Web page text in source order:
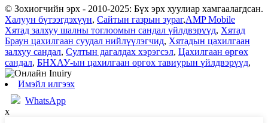
© Зохиогчийн эрх - 2010-2025: Бүх эрх хуулиар хамгаалагдсан.
Халуун бүтээгдэхүүн, Сайтын газрын зураг,AMP Mobile
Хятад залхуу шалны тоглоомын сандал үйлдвэрүүд, Хятад
Браун цахилгаан суудал нийлүүлэгчид, Хятадын цахилгаан
залхуу сандал, Султын дагалдах хэрэгсэл, Цахилгаан өргөх
сандал, БНХАУ-ын цахилгаан өргөх тавиурын үйлдвэрүүд,
Имэйл илгээх
WhatsApp
x